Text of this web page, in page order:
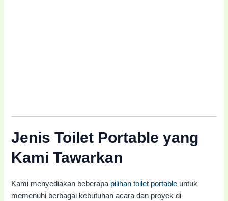
Jenis Toilet Portable yang
Kami Tawarkan
Kami menyediakan beberapa pilihan toilet portable untuk
memenuhi berbagai kebutuhan acara dan proyek di